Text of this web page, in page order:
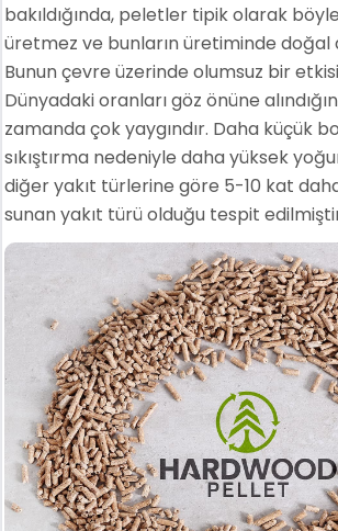
bakıldığında, peletler tipik olarak
üretmez ve bunların üretiminde doğal
Bunun çevre üzerinde olumsuz bir
Dünyadaki oranları göz önüne
zamanda çok yaygındır. Daha küçük
sıkıştırma nedeniyle daha yüksek
diğer yakıt türlerine göre 5-10 kat
sunan yakıt türü olduğu tespit